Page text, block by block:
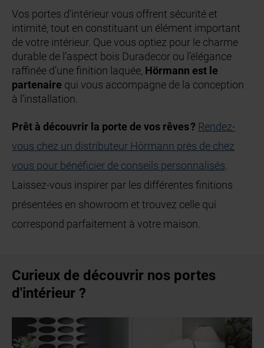
Vos portes d’intérieur vous offrent sécurité et
intimité, tout en constituant un élément important
de votre intérieur. Que vous optiez pour le charme
durable de l’aspect bois Duradecor ou l’élégance
raffinée d’une finition laquée, Hörmann est le
partenaire qui vous accompagne de la conception
à l’installation.
Prêt à découvrir la porte de vos rêves ? Rendez-
vous chez un distributeur Hörmann près de chez
vous pour bénéficier de conseils personnalisés
Laissez-vous inspirer par les différentes finitions
présentées en showroom et trouvez celle qui
correspond parfaitement à votre maison.
Curieux de découvrir nos portes
d'intérieur ?